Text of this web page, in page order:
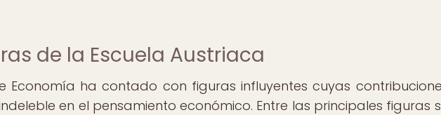
de la Escuela Austriaca
Economía ha contado con figuras influyentes cuyas
en el pensamiento económico. Entre las principales figuras